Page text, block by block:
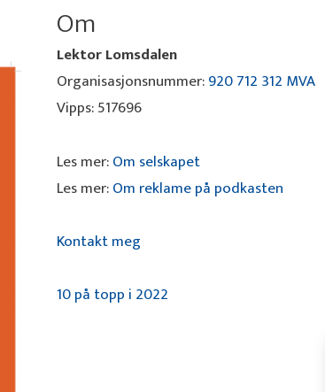
Om
Lektor Lomsdalen
Organisasjonsnummer:920 712 312 MVA
Vipps: 517696
Les mer:Om selskapet
Les mer:Om reklame på podkasten
Kontakt meg
10 på topp i 2022